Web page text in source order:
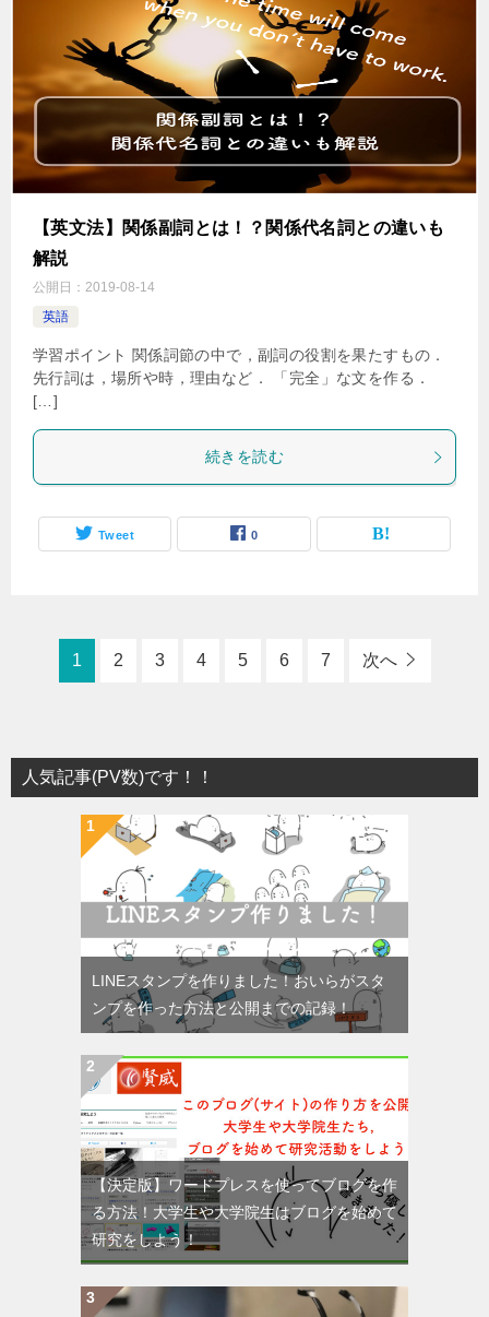
【英文法】関係副詞とは！？関係代名詞との違いも
解説
公開日： 2019-08-14
英語
学習ポイント 関係詞節の中で，副詞の役割を果たすもの．
先行詞は，場所や時，理由など． 「完全」な文を作る．
[…]
続きを読む
Tweet 0
1 2 3 4 5 6 7 次へ
人気記事(PV数)です！！
LINEスタンプを作りました！おいらがスタ
ンプを作った方法と公開までの記録！
【決定版】ワードプレスを使ってブログを作
る方法！大学生や大学院生はブログを始めて
研究をしよう！